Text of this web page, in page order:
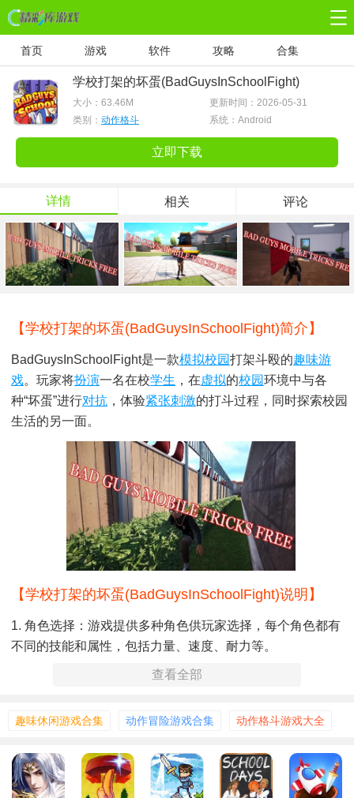
首页 游戏 软件 攻略 合集
学校打架的坏蛋(BadGuysInSchoolFight)
大小： 63.46M
更新时间：2026-05-31
类别： 动作格斗 系统：Android
立即下载
详情 相关 评论
【学校打架的坏蛋(BadGuysInSchoolFight)简介】
BadGuysInSchoolFight是一款模拟校园打架斗殴的趣味游
戏。玩家将扮演一名在校学生 ，在虚拟的校园环境中与各
种“坏蛋”进行对抗 ，体验紧张刺激的打斗过程，同时探索校园
生活的另一面。
【学校打架的坏蛋(BadGuysInSchoolFight)说明】
1. 角色选择：游戏提供多种角色供玩家选择，每个角色都有
不同的技能和属性，包括力量、速度、耐力等。
2. 任务系统：游戏中有丰富的任务系统，玩家需要完成各种
3. 打斗系统：采用直观的战斗操作，玩家可以通过滑动屏幕
4. 道具使用：游戏中有各种道具可供使用，如医药箱、增强
查看全部
趣味休闲游戏合集 动作冒险游戏合集 动作格斗游戏大全